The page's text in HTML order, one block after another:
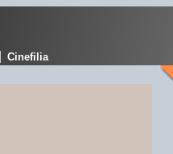
Cinefilia